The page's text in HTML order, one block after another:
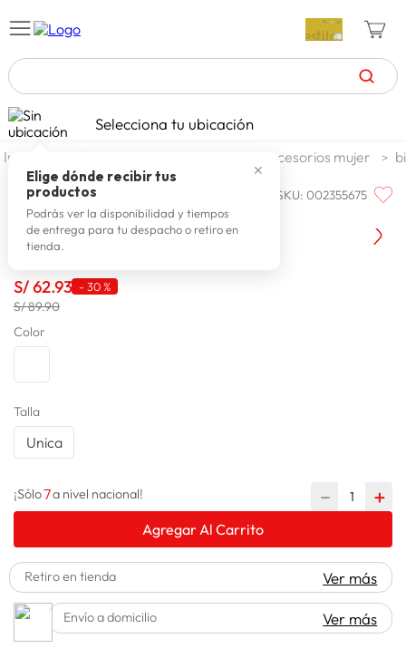
TÉRMINOS MÁS BUSCADOS
1. celulares
2. zapatillas mujer
3. zapatillas hombre
4. moda
6. tv
7.
10. spiderman
Selecciona tu ubicación
✕
Elige dónde recibir tus
productos
Podrás ver la disponibilidad y tiempos
de entrega para tu despacho o retiro en
tienda.
moda y accesorios accesorios mujer
ONE STEP SKU:002355675
One Step Cartera Camila Sm
S/62.93 - 30 %
S/ 89.90
Color
Talla
Unica
¡Sólo7a nivel nacional! ＋
－
Agregar Al Carrito
Retiro en tienda Ver más
Envío a domicilio Ver más